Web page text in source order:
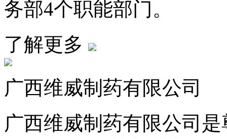
务部4个职能部门。
了解更多
广西维威制药有限公司
广西维威制药有限公司